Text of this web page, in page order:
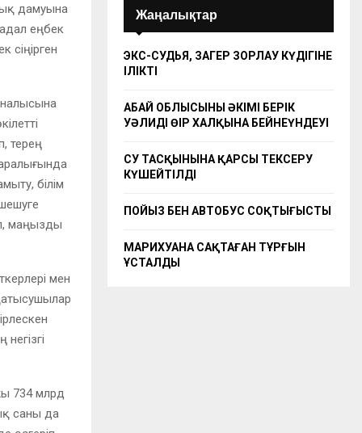
дамуына
еңбек
сіңірген
терең
білім
маңызды
мен
734 млрд
саны да
Жаңалықтар
ЭКС-СУДЬЯ, ЗАҢГЕР ЗОРЛАУ КҮДІГІНЕ
ІЛІКТІ
АБАЙ ОБЛЫСЫНЫҢ ӘКІМІ БЕРІК
УӘЛИДІҢ ӨҢІР ХАЛҚЫНА БЕЙНЕҮНДЕУІ
СУ ТАСҚЫНЫНА ҚАРСЫ ТЕКСЕРУ
КҮШЕЙТІЛДІ
ПОЙЫЗ БЕН АВТОБУС СОҚТЫҒЫСТЫ
МАРИХУАНА САҚТАҒАН ТҰРҒЫН
ҰСТАЛДЫ